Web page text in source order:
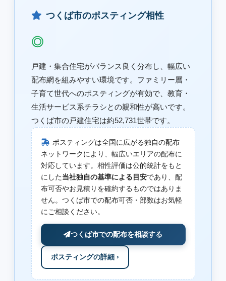
つくば市のポスティング相性
◎
戸建・集合住宅がバランス良く分布し、幅広い
配布網を組みやすい環境です。ファミリー層・
子育て世代へのポスティングが有効で、教育・
生活サービス系チラシとの親和性が高いです。
つくば市の戸建住宅は約52,731世帯です。
ポスティングは全国に広がる独自の配布
ネットワークにより、幅広いエリアの配布に
対応しています。相性評価は公的統計をもと
にした当社独自の基準による目安であり、配
布可否やお見積りを確約するものではありま
せん。つくば市での配布可否・部数はお気軽
にご相談ください。
つくば市での配布を相談する
ポスティングの詳細 ›